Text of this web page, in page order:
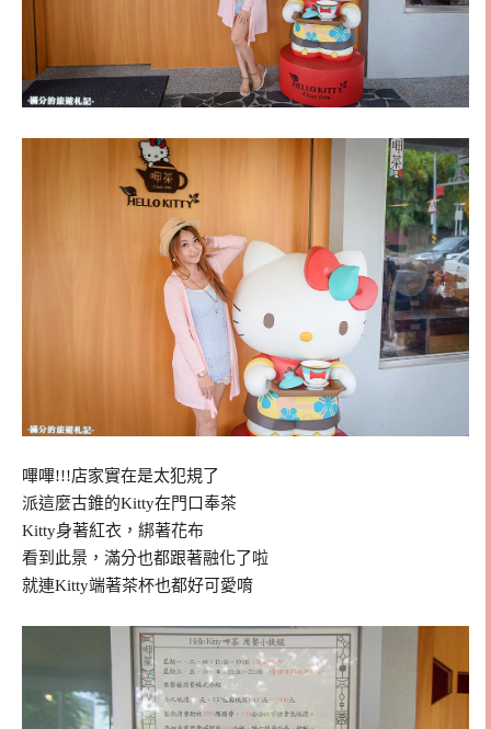
嗶嗶!!!店家實在是太犯規了
派這麼古錐的Kitty在門口奉茶
Kitty身著紅衣，綁著花布
看到此景，滿分也都跟著融化了啦
就連Kitty端著茶杯也都好可愛唷